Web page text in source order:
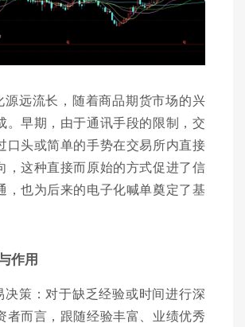
源远流长，随着商品期货市场的兴
。早期，由于通讯手段的限制，交
口头或简单的手势在交易所内直接
，这种直接而原始的方式促进了信
，也为后来的电子化喊单奠定了基
作用
决策：对于缺乏经验或时间进行深
者而言，跟随经验丰富、业绩优秀